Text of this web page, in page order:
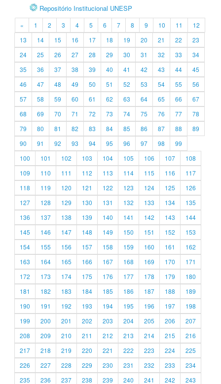
Repositório Institucional UNESP
« 1 2 3 4 5 6 7 8 9 10 11
12
13
14 15 16 17 18 19 20 21 22
23
24
25 26 27 28 29 30 31 32 33
34
35
36 37 38 39 40 41 42 43 44
45
46
47 48 49 50 51 52 53 54 55
56
57
58 59 60 61 62 63 64 65 66
67
68
69 70 71 72 73 74 75 76 77
78
79
80 81 82 83 84 85 86 87 88
89
90
91 92 93 94 95 96 97 98
99
100
101 102 103 104 105 106 107
108
109
110 111 112 113 114 115 116
117
118
119 120 121 122 123 124 125
126
127
128 129 130 131 132 133 134
135
136
137 138 139 140 141 142 143
144
145
146 147 148 149 150 151 152
153
154
155 156 157 158 159 160 161
162
163
164 165 166 167 168 169 170
171
172
173 174 175 176 177 178 179
180
181
182 183 184 185 186 187 188
189
190
191 192 193 194 195 196 197
198
199
200 201 202 203 204 205 206
207
208
209 210 211 212 213 214 215
216
217
218 219 220 221 222 223 224
225
226
227 228 229 230 231 232 233
234
235
236 237 238 239 240 241 242 243